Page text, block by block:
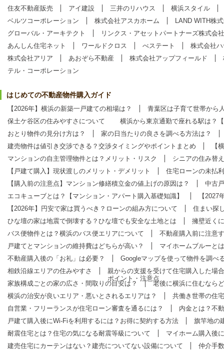
住友不動産販売
アイ建設 三井のリハウス
横浜スタイル
ベルツコーポレーション
株式会社アスカホーム
LAND WITH株
グローバル・アーキテクト
リンクス・アセットパートナーズ株式会社
あんしん住宅ネット
ワールドクロス べステート
株式会社
株式会社アリア
あおぞら不動産 株式会社アップフィールド
テル・コーポレーション
はじめての不動産物件購入ガイド
【2026年】横浜の新築一戸建ての相場は？
青葉区は子育て世帯から
保土ケ谷区の住みやすさについて
横浜から東京通勤で座れる駅は？
おとり物件の見分け方は？
家の日当たりの良さを調べる方法は？
建売物件は値引き交渉できる？交渉タイミングやポイントまとめ
【
マンションの自主管理物件とは？メリット・リスク
シニアの住み替
【戸建て購入】現状渡しのメリット・デメリット
住宅ローンの未払
【購入前の注意点】マンション修繕積立金の値上げの原因は？
中古
エコキューブとは？【マンション・アパート購入基礎知識】
【
【2026年】円安で家は買うべき？ローンの組み方について
住まい探
ひな壇の家は地震で倒壊する？ひな壇でも安全な土地とは
擁壁近く
バス便物件とは？横浜のバス便エリアについて
不動産購入前に注意
戸建てとマンションの維持費はどちらが高い？
マイホームブルーと
不動産購入後の「お礼」は必要？
Googleマップを使って物件を調べ
相鉄沿線エリアの住みやすさ
親からの支援を受けて住宅購入した場
ポイント・注意点
家族構成ごとの家の広さ・間取りの目安は？
老後に横浜に住むなら
横浜の治安が良いエリア・悪いとされるエリアは？
共働き世帯の住
自営業・フリーランスが住宅ローン審査を通るには？
内金とは？不
戸建て購入後にWi-Fiを利用するには？お得に契約する方法
旗竿地の
耐震住宅とは？住宅の気になる耐震等級について
マイホーム購入後
建売住宅にカーテンはない？建売についてない設備について
仲介手